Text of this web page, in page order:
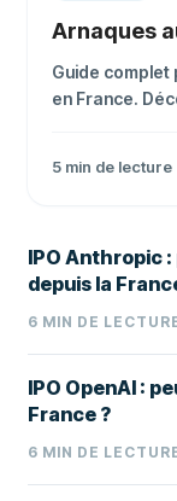
Arnaques
Guide complet
en France.
5 min de lecture
IPO Anthropic
depuis la
6 MIN DE
IPO OpenAI :
France ?
6 MIN DE